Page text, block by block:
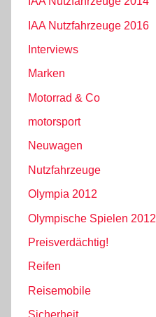
IAA Nutzfahrzeuge 2016
Interviews
Marken
Motorrad & Co
motorsport
Neuwagen
Nutzfahrzeuge
Olympia 2012
Olympische Spielen 2012
Preisverdächtig!
Reifen
Reisemobile
Sicherheit